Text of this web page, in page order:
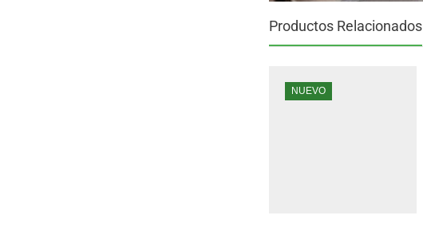
Productos Relacionados
NUEVO